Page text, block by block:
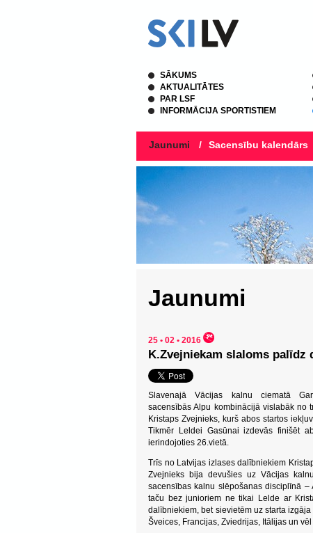
SĀKUMS
AKTUALITĀTES
PAR LSF
INFORMĀCIJA SPORTISTIEM
Jaunumi / Sacensību kalendārs
Jaunumi
25 • 02 • 2016
K.Zvejniekam slaloms
Slavenajā Vācijas kalnu ciematā
sacensībās Alpu kombinācijā vislabāk no
Kristaps Zvejnieks, kurš abos startos
Tikmēr Leldei Gasūnai izdevās finišēt
ierindojoties 26.vietā.
Trīs no Latvijas izlases dalībniekiem
Zvejnieks bija devušies uz Vācijas
sacensības kalnu slēpošanas disciplīnā
taču bez junioriem ne tikai Lelde ar
dalībniekiem, bet sievietēm uz starta
Šveices, Francijas, Zviedrijas, Itālijas un